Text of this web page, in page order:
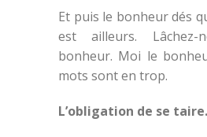
Et puis le bonheur dés
est ailleurs.
bonheur. Moi le
mots sont en trop.
L’obligation de se taire.